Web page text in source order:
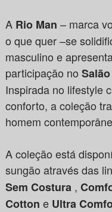
A Rio Man – marca
o que quer –se
masculino e
participação no
Inspirada no lifestyle
conforto, a coleção
homem
A coleção está
sungão através das
Sem Costura ,
Cotton e Ultra